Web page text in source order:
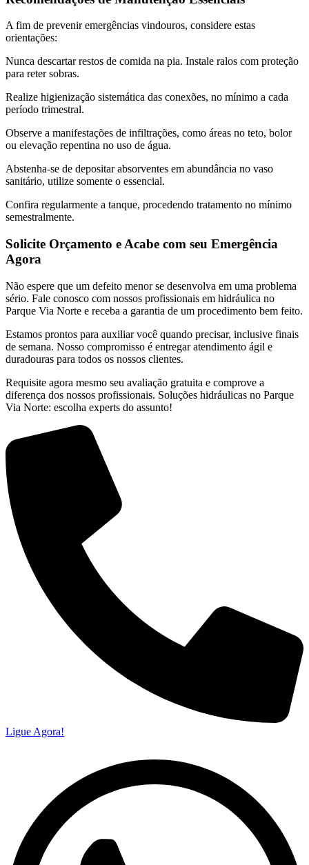
A fim de prevenir emergências vindouros, considere estas
orientações:
Nunca descartar restos de comida na pia. Instale ralos com proteção
para reter sobras.
Realize higienização sistemática das conexões, no mínimo a cada
período trimestral.
Observe a manifestações de infiltrações, como áreas no teto, bolor
ou elevação repentina no uso de água.
Abstenha-se de depositar absorventes em abundância no vaso
sanitário, utilize somente o essencial.
Confira regularmente a tanque, procedendo tratamento no mínimo
semestralmente.
Solicite Orçamento e Acabe com seu Emergência
Agora
Não espere que um defeito menor se desenvolva em uma problema
sério. Fale conosco com nossos profissionais em hidráulica no
Parque Via Norte e receba a garantia de um procedimento bem feito.
Estamos prontos para auxiliar você quando precisar, inclusive finais
de semana. Nosso compromisso é entregar atendimento ágil e
duradouras para todos os nossos clientes.
Requisite agora mesmo seu avaliação gratuita e comprove a
diferença dos nossos profissionais. Soluções hidráulicas no Parque
Via Norte: escolha experts do assunto!
Ligue Agora!